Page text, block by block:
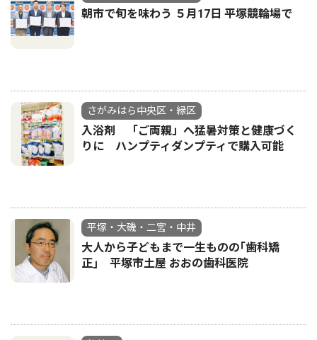
朝市で旬を味わう ５月17日 平塚競輪場で
さがみはら中央区・緑区
入浴剤 「ご両親」へ猛暑対策と健康づく
りに ハンプティダンプティで購入可能
平塚・大磯・二宮・中井
大人から子どもまで一生ものの｢歯科矯
正｣ 平塚市土屋 おおの歯科医院